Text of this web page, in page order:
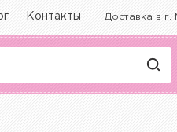
Контакты Доставка в г.